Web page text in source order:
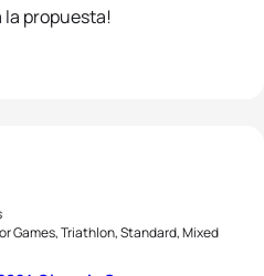
la propuesta!
Games, Triathlon, Standard, Mixed